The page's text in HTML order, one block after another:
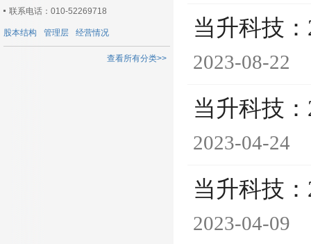
联系电话：010-52269718
股本结构 管理层 经营情况
查看所有分类>>
当升科技
2023-08-22
当升科技
2023-04-24
当升科技
2023-04-09